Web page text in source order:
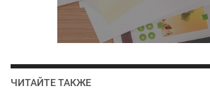
ЧИТАЙТЕ ТАКЖЕ